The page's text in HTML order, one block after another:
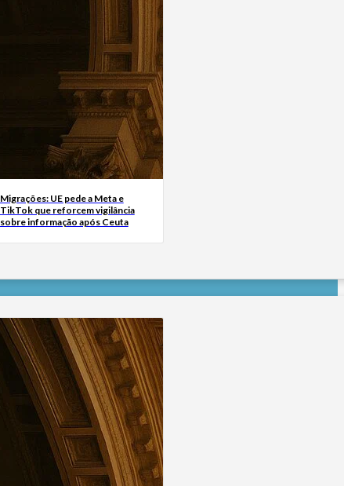
Migrações: UE pede a Meta e
TikTok que reforcem vigilância
sobre informação após Ceuta